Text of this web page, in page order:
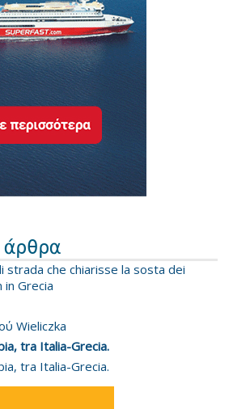
strada che chiarisse la sosta dei
in Grecia
Wieliczka
tra Italia-Grecia.
tra Italia-Grecia.